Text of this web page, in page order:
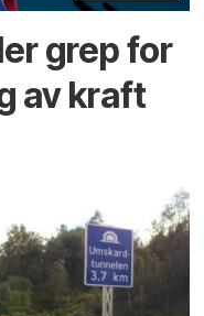
grep for
av kraft